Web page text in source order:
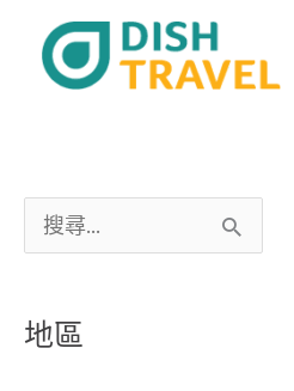
關
地區